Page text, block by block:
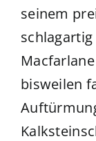
seinem
bisweilen